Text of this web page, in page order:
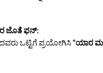
ಜೊತೆ ಫನ್:
ಒಟ್ಟಿಗೆ ಪ್ರಯೋಗಿಸಿ“ಯಾರ